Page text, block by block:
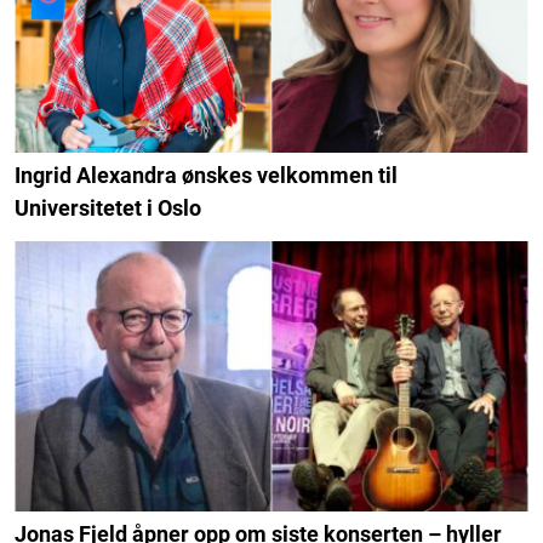
Ingrid Alexandra ønskes velkommen til
Universitetet i Oslo
Jonas Fjeld åpner opp om siste konserten – hyller